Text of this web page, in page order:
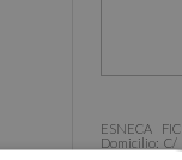
ESNECA
Domicilio: